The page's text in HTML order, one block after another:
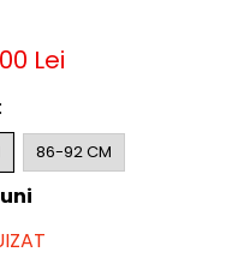
Lei
86-92 CM